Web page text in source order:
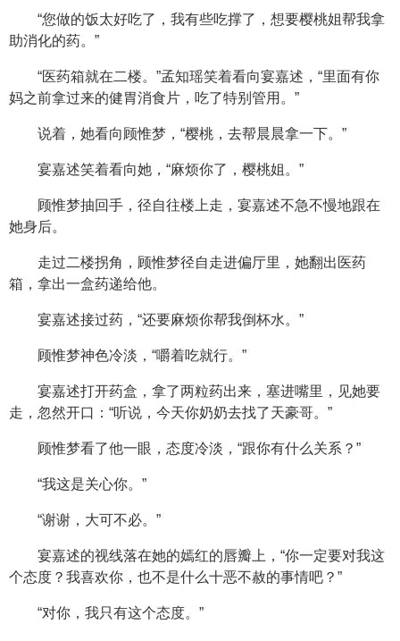
“您做的饭太好吃了，我有些吃撑了，想要樱桃姐帮我拿
助消化的药。”
“医药箱就在二楼。”孟知瑶笑着看向宴嘉述，“里面有你
妈之前拿过来的健胃消食片，吃了特别管用。”
说着，她看向顾惟梦，“樱桃，去帮晨晨拿一下。”
宴嘉述笑着看向她，“麻烦你了，樱桃姐。”
顾惟梦抽回手，径自往楼上走，宴嘉述不急不慢地跟在
她身后。
走过二楼拐角，顾惟梦径自走进偏厅里，她翻出医药
箱，拿出一盒药递给他。
宴嘉述接过药，“还要麻烦你帮我倒杯水。”
顾惟梦神色冷淡，“嚼着吃就行。”
宴嘉述打开药盒，拿了两粒药出来，塞进嘴里，见她要
走，忽然开口：“听说，今天你奶奶去找了天豪哥。”
顾惟梦看了他一眼，态度冷淡，“跟你有什么关系？”
“我这是关心你。”
“谢谢，大可不必。”
宴嘉述的视线落在她的嫣红的唇瓣上，“你一定要对我这
个态度？我喜欢你，也不是什么十恶不赦的事情吧？”
“对你，我只有这个态度。”